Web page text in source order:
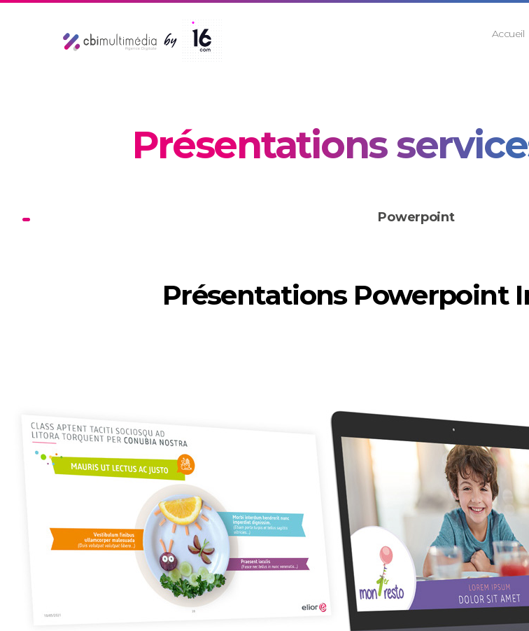
Accueil
Présentations
Powerpoint
Présentations Powerpoint